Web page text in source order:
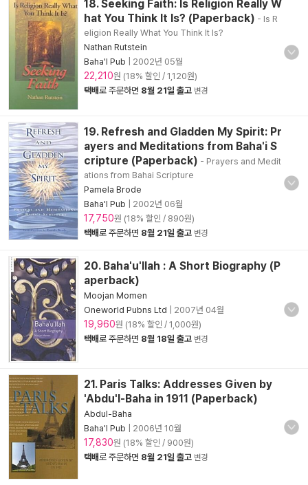
18. Seeking Faith: Is Religion Really W
hat You Think It Is? (Paperback) - Is R
eligion Really What You Think It Is?
Nathan Rutstein
Baha'I Pub
2002년 05월
22,210원 (18% 할인 / 1,120원)
택배로 주문하면 8월 21일 출고 변경
19. Refresh and Gladden My Spirit: Pr
ayers and Meditations from Baha'i S
cripture (Paperback) - Prayers and Medit
ations from Bahai Scripture
Pamela Brode
Baha'I Pub
2002년 06월
17,750원 (18% 할인 / 890원)
택배로 주문하면 8월 21일 출고 변경
20. Baha'u'llah : A Short Biography (P
aperback)
Moojan Momen
Oneworld Pubns Ltd
2007년 04월
19,960원 (18% 할인 / 1,000원)
택배로 주문하면 8월 18일 출고 변경
21. Paris Talks: Addresses Given by
'Abdu'l-Baha in 1911 (Paperback)
Abdul-Baha
Baha'I Pub
2006년 10월
17,830원 (18% 할인 / 900원)
택배로 주문하면 8월 21일 출고 변경